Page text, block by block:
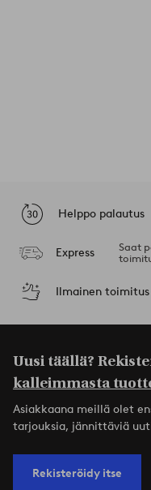
Helppo palautus
Express
Saat
Ilmainen toimitus
Uusi täällä?
kalleimmasta
Asiakkaana meillä olet
tarjouksia, jännittäviä
Rekisteröidy itse